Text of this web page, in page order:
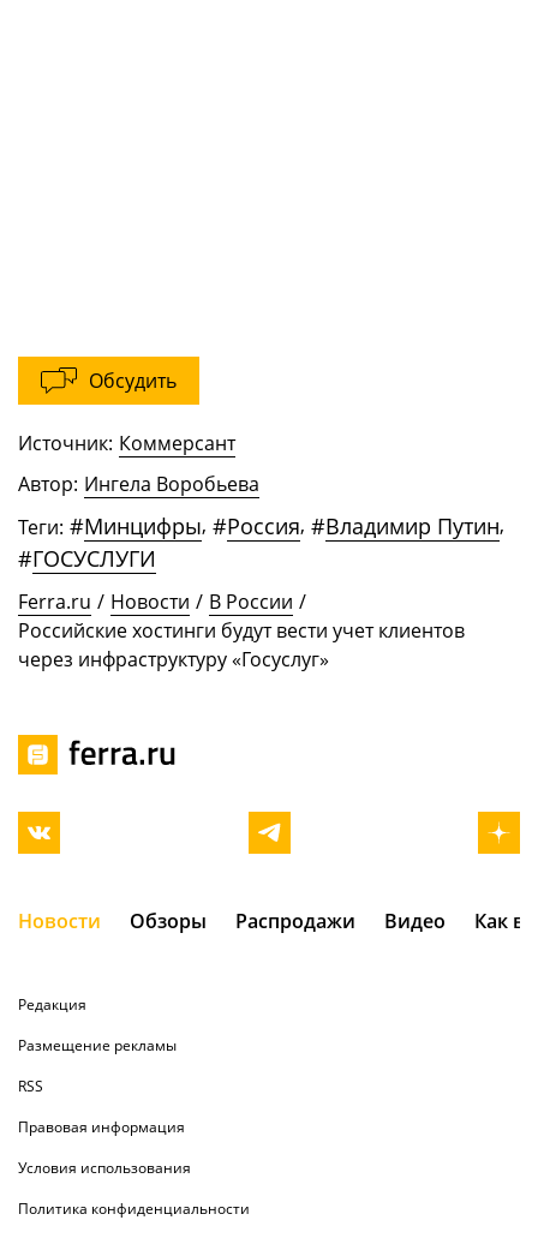
Обсудить
Источник: Коммерсант
Автор: Ингела Воробьева
Теги: #Минцифры, #Россия, #Владимир Путин,
#ГОСУСЛУГИ
Ferra.ru / Новости / В России /
Российские хостинги будут вести учет клиентов
через инфраструктуру «Госуслуг»
Новости Обзоры Распродажи Видео Как
Редакция
Размещение рекламы
RSS
Правовая информация
Условия использования
Политика конфиденциальности